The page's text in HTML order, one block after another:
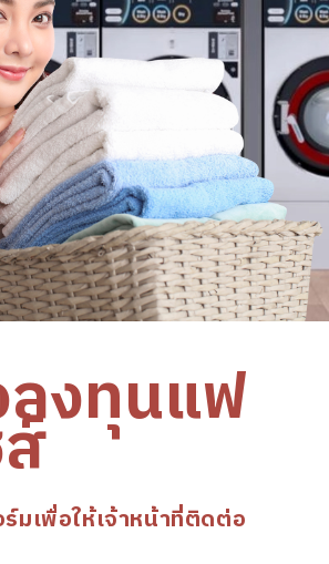
ลงทุนแฟ
มเพื่อให้เจ้าหน้าที่ติดต่อ